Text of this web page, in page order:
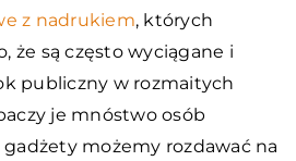
z nadrukiem, których
że są często wyciągane i
publiczny w rozmaitych
je mnóstwo osób
gadżety możemy rozdawać na